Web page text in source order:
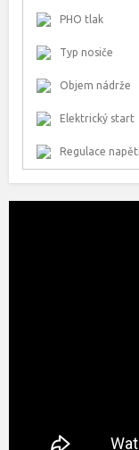
PHO tlak
Typ nosiče
Objem nádrže
Elektrický start
Regulace